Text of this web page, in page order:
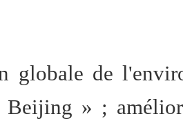
globale de
Beijing » ;